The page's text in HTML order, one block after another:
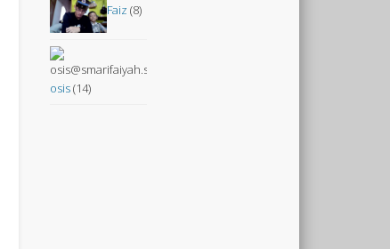
Faiz (8)
osis(14)